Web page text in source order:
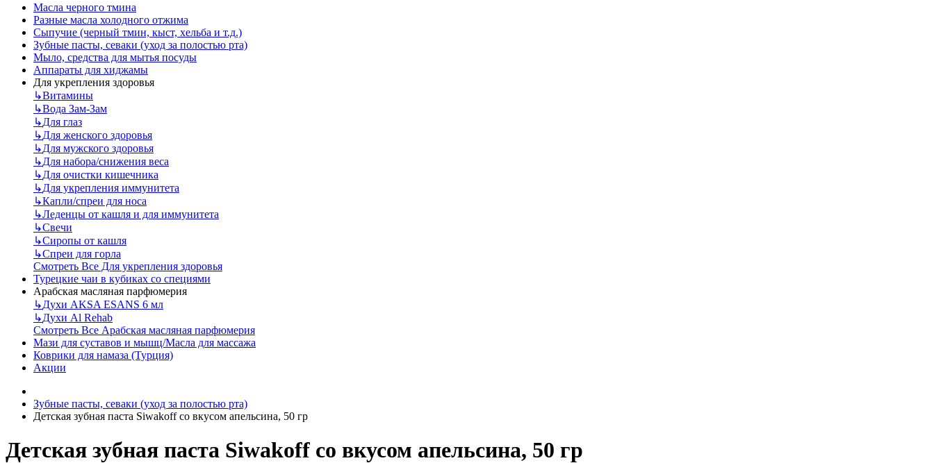
Масла черного тмина
Разные масла холодного отжима
Сыпучие (черный тмин, кыст, хельба и т.д.)
Зубные пасты, севаки (уход за полостью рта)
Мыло, средства для мытья посуды
Аппараты для хиджамы
Для укрепления здоровья
↳Витамины
↳Вода Зам-Зам
↳Для глаз
↳Для женского здоровья
↳Для мужского здоровья
↳Для набора/снижения веса
↳Для очистки кишечника
↳Для укрепления иммунитета
↳Капли/спреи для носа
↳Леденцы от кашля и для иммунитета
↳Свечи
↳Сиропы от кашля
↳Спреи для горла
Смотреть Все Для укрепления здоровья
Турецкие чаи в кубиках со специями
Арабская масляная парфюмерия
↳Духи AKSA ESANS 6 мл
↳Духи Al Rehab
Смотреть Все Арабская масляная парфюмерия
Мази для суставов и мышц/Масла для массажа
Коврики для намаза (Турция)
Акции
Зубные пасты, севаки (уход за полостью рта)
Детская зубная паста Siwakoff со вкусом апельсина, 50 гр
Детская зубная паста Siwakoff со вкусом апельсина, 50 гр